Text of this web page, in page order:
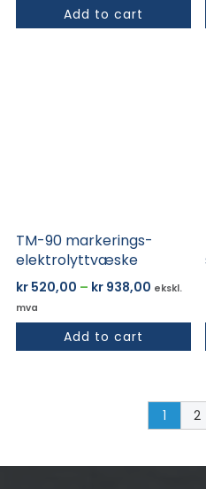
Add to cart
TM-90 markerings-
elektrolyttvæske
kr 520,00 – kr 938,00
til
ekskl.
mva
Add to cart
produktsiden
1 2